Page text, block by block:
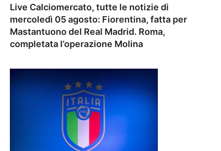
Live Calciomercato, tutte le notizie di
mercoledì 05 agosto: Fiorentina, fatta per
Mastantuono del Real Madrid. Roma,
completata l’operazione Molina